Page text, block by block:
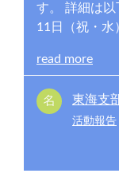
す。 詳細は以
11日（祝・水
read more
東海支
活動報告